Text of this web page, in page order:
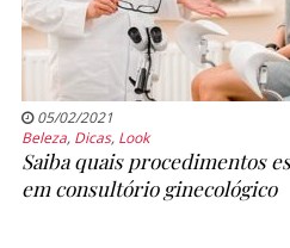
05/02/2021
Beleza, Dicas, Look
Saiba quais procedimentos
em consultório ginecológico